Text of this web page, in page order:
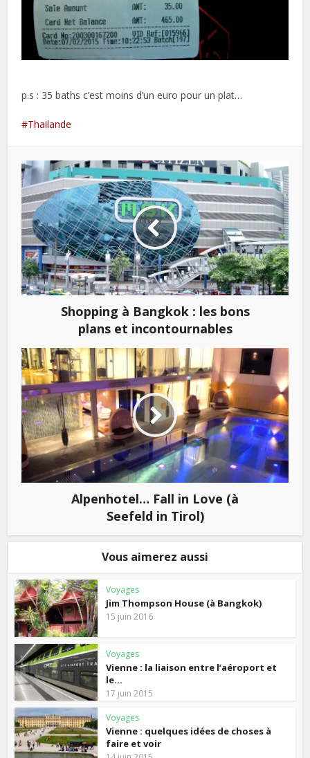
p.s : 35 baths c’est moins d’un euro pour un plat…
Thailande
Shopping à Bangkok : les bons
plans et incontournables
Alpenhotel… Fall in Love (à
Seefeld in Tirol)
Vous aimerez aussi
Voyages
Jim Thompson House (à Bangkok)
15 juin 2016
Voyages
Vienne : la liaison entre l’aéroport et
le...
17 juin 2015
Voyages
Vienne : quelques idées de choses à
faire et voir